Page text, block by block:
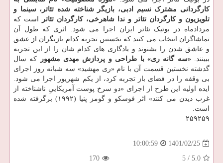
کارگردانی مشترک نسیم ادبی، بازیگر شناخته شده تئاتر، سینما و
تلویزیون و کارگردان تئاتر و ندا شاهرخی، کارگردان تئاتر
است که
مردادماه در بوتیک تئاتر ایران اجرا می شود. اثری که طول آن
تماشاگران انتخاب می کنند که نخستین تجربه کدام بازیگران از عشق
و عاشق شدن را بشنوند و یادگاری های کدام شان را از این تجربه
ببینند.«سه گانه ری» با طراحی و پردازش مهدی مشهور
که سال
گدشته نخستین قسمت آن با نام «ری مهشید» سه شبانه روز اجرای
بی وقفه را در فضای باز تجربه کرد، از یکم شهریور اجرا می شود.
ایده اولیه این طرح از اجرای «دو سرخ پوست آمریکاییِ ناشناخته از
غرب دیدن می کنند» اثر فوسکو و گومز پنیا (۱۹۹۲) برگرفته شده
است.
۲۵۹۲۵۹
1401/02/25
10:00:59
5.0
/
5
170